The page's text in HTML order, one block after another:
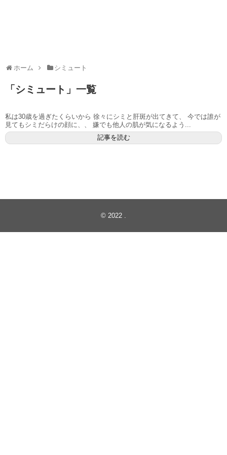
ホーム シミュート
「 シミュート 」 一覧
私は30歳を過ぎたくらいから 徐々にシミと肝斑が出てきて、 今では誰が
見てもシミだらけの顔に、、 嫌でも他人の肌が気になるよう...
記事を読む
© 2022 .